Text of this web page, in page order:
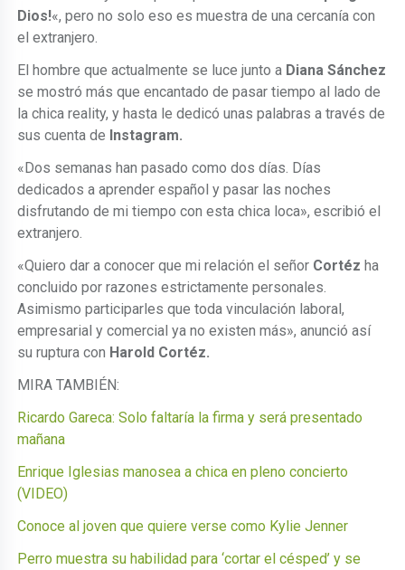
Dios!«, pero no solo eso es muestra de una cercanía con
el extranjero.
El hombre que actualmente se luce junto a Diana Sánchez
se mostró más que encantado de pasar tiempo al lado de
la chica reality, y hasta le dedicó unas palabras a través de
sus cuenta de Instagram.
«Dos semanas han pasado como dos días. Días
dedicados a aprender español y pasar las noches
disfrutando de mi tiempo con esta chica loca», escribió el
extranjero.
«Quiero dar a conocer que mi relación el señor Cortéz ha
concluido por razones estrictamente personales.
Asimismo participarles que toda vinculación laboral,
empresarial y comercial ya no existen más», anunció así
su ruptura con Harold Cortéz.
MIRA TAMBIÉN:
Ricardo Gareca: Solo faltaría la firma y será presentado
mañana
Enrique Iglesias manosea a chica en pleno concierto
(VIDEO)
Conoce al joven que quiere verse como Kylie Jenner
Perro muestra su habilidad para ‘cortar el césped’ y se